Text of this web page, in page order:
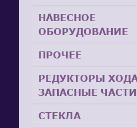
НАВЕСНОЕ
ОБОРУДОВАНИЕ
ПРОЧЕЕ
РЕДУКТОРЫ
ЗАПАСНЫЕ
СТЕКЛА